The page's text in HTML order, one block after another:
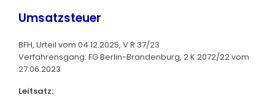
Umsatzsteuer
BFH, Urteil vom 04.12.2025, V R 37/23
Verfahrensgang: FG Berlin-Brandenburg, 2 K 2072/22 vom
27.06.2023
Leitsatz: